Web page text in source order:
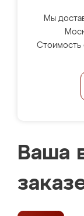
Мы
Стоимость
Ваша